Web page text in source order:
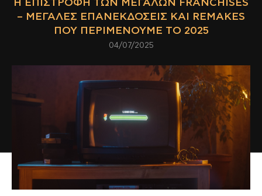
Η ΕΠΙΣΤΡΟΦΉ ΤΩΝ ΜΕΓΆΛΩΝ FRANCHISES
– ΜΕΓΆΛΕΣ ΕΠΑΝΕΚΔΌΣΕΙΣ ΚΑΙ REMAKES
ΠΟΥ ΠΕΡΙΜΈΝΟΥΜΕ ΤΟ 2025
04/07/2025